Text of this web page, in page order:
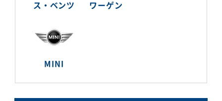
ス・ベンツ
ワーゲン
MINI